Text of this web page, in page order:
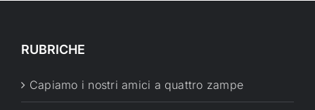
RUBRICHE
Capiamo i nostri amici a quattro zampe